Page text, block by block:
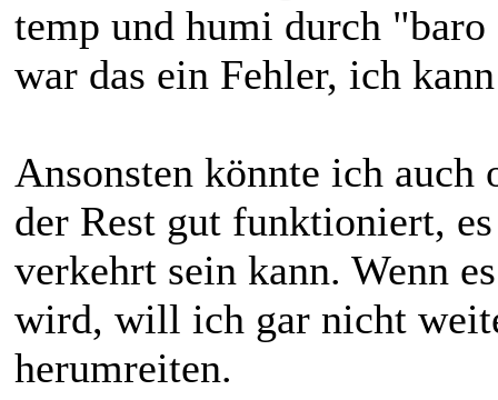
temp und humi durch
war das ein Fehler, ich
Ansonsten könnte ich auch
der Rest gut funktioniert,
verkehrt sein kann. Wenn
wird, will ich gar nicht
herumreiten.